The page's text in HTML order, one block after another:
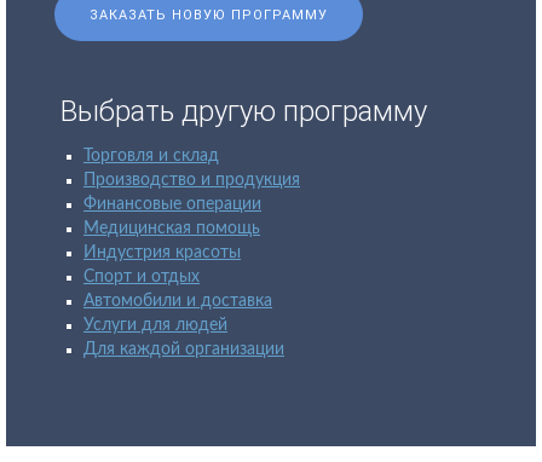
ЗАКАЗАТЬ НОВУЮ ПРОГРАММУ
Выбрать другую программу
Торговля и склад
Производство и продукция
Финансовые операции
Медицинская помощь
Индустрия красоты
Спорт и отдых
Автомобили и доставка
Услуги для людей
Для каждой организации